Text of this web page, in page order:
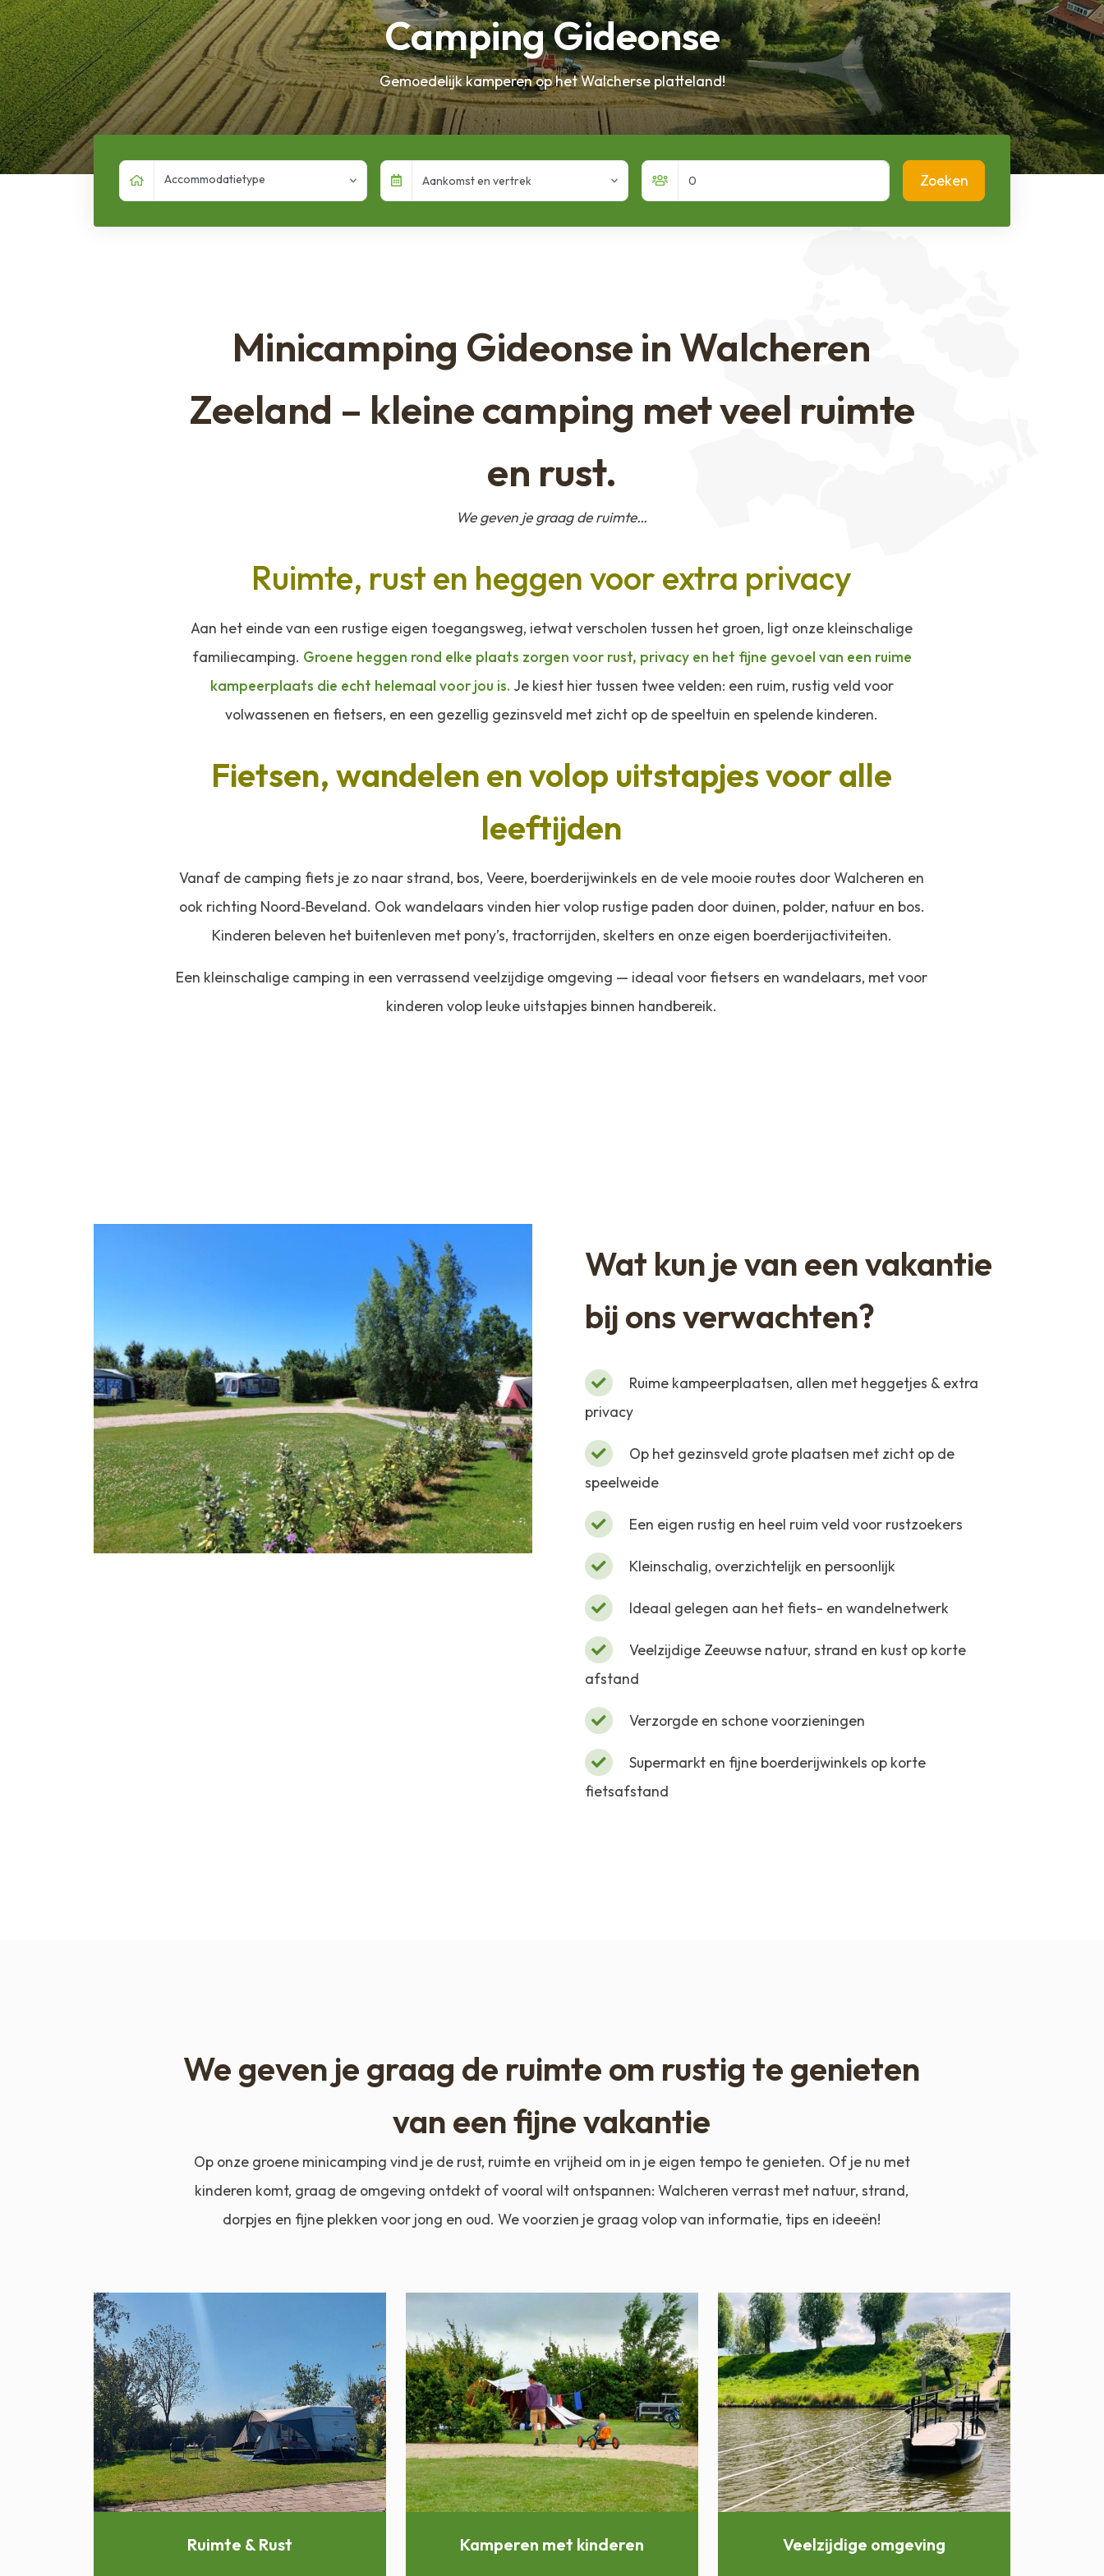
Camping Gideonse
Gemoedelijk kamperen op het Walcherse platteland!
Accommodatietype Aankomst en vertrek Zoeken
Minicamping Gideonse in Walcheren
Zeeland – kleine camping met veel ruimte
en rust.
We geven je graag de ruimte…
Ruimte, rust en heggen voor extra privacy
Aan het einde van een rustige eigen toegangsweg, ietwat verscholen tussen het groen, ligt onze kleinschalige
familiecamping. Groene heggen rond elke plaats zorgen voor rust, privacy en het fijne gevoel van een ruime
kampeerplaats die echt helemaal voor jou is. Je kiest hier tussen twee velden: een ruim, rustig veld voor
volwassenen en fietsers, en een gezellig gezinsveld met zicht op de speeltuin en spelende kinderen.
Fietsen, wandelen en volop uitstapjes voor alle
leeftijden
Vanaf de camping fiets je zo naar strand, bos, Veere, boerderijwinkels en de vele mooie routes door Walcheren en
ook richting Noord‑Beveland. Ook wandelaars vinden hier volop rustige paden door duinen, polder, natuur en bos.
Kinderen beleven het buitenleven met pony’s, tractorrijden, skelters en onze eigen boerderijactiviteiten.
Een kleinschalige camping in een verrassend veelzijdige omgeving — ideaal voor fietsers en wandelaars, met voor
kinderen volop leuke uitstapjes binnen handbereik.
Wat kun je van een vakantie
bij ons verwachten?
Ruime kampeerplaatsen, allen met heggetjes & extra
privacy
Op het gezinsveld grote plaatsen met zicht op de
speelweide
Een eigen rustig en heel ruim veld voor rustzoekers
Kleinschalig, overzichtelijk en persoonlijk
Ideaal gelegen aan het fiets- en wandelnetwerk
Veelzijdige Zeeuwse natuur, strand en kust op korte
afstand
Verzorgde en schone voorzieningen
Supermarkt en fijne boerderijwinkels op korte
fietsafstand
We geven je graag de ruimte om rustig te genieten
van een fijne vakantie
Op onze groene minicamping vind je de rust, ruimte en vrijheid om in je eigen tempo te genieten. Of je nu met
kinderen komt, graag de omgeving ontdekt of vooral wilt ontspannen: Walcheren verrast met natuur, strand,
dorpjes en fijne plekken voor jong en oud. We voorzien je graag volop van informatie, tips en ideeën!
Ruimte & Rust Kamperen met kinderen Veelzijdige omgeving